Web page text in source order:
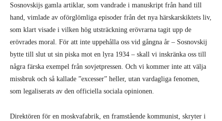
Sosnovskijs gamla artiklar, som vandrade i manuskript från hand till
hand, vimlade av oförglömliga episoder från det nya härskarskiktets liv,
som klart visade i vilken hög utsträckning erövrarna tagit upp de
erövrades moral. För att inte uppehålla oss vid gångna år – Sosnovskij
bytte till slut ut sin piska mot en lyra 1934 – skall vi inskränka oss till
några färska exempel från sovjetpressen. Och vi kommer inte att välja
missbruk och så kallade ”excesser” heller, utan vardagliga fenomen,
som legaliserats av den officiella sociala opinionen.
Direktören för en moskvafabrik, en framstående kommunist, skryter i